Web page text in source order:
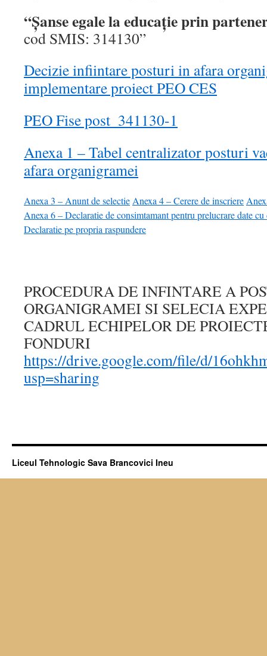
“Șanse egale la educație prin
cod SMIS: 314130”
Decizie infiintare posturi in afara
implementare proiect PEO CES
PEO Fise post_341130-1
Anexa 1 – Tabel centralizator posturi
afara organigramei
Anexa 3 – Anunt de selectie Anexa 4 – Cerere de inscriere
Anexa 6 – Declaratie de consimtamant pentru prelucrare date cu
Declaratie pe propria raspundere
PROCEDURA DE INFINTARE A
ORGANIGRAMEI SI SELECIA
CADRUL ECHIPELOR DE
FONDURI
https://drive.google.com/file/d/
usp=sharing
Liceul Tehnologic Sava Brancovici Ineu